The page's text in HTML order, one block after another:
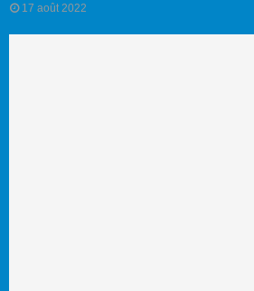
17 août 2022